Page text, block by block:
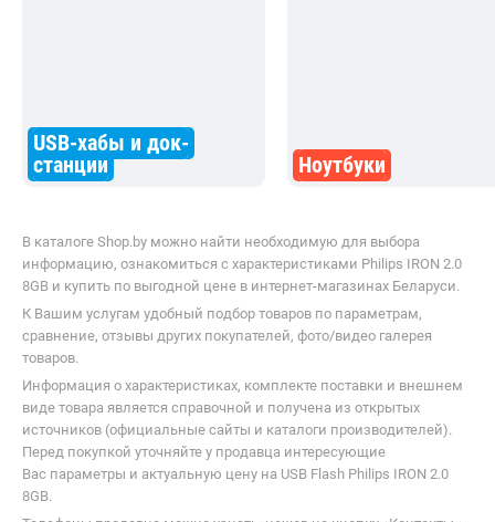
USB-хабы и док-
станции
Ноутбуки
В каталоге Shop.by можно найти необходимую для выбора
информацию, ознакомиться с характеристиками Philips IRON 2.0
8GB и купить по выгодной цене в интернет-магазинах Беларуси.
К Вашим услугам удобный подбор товаров по параметрам,
сравнение, отзывы других покупателей, фото/видео галерея
товаров.
Информация о характеристиках, комплекте поставки и внешнем
виде товара является справочной и получена из открытых
источников (официальные сайты и каталоги производителей).
Перед покупкой уточняйте у продавца интересующие
Вас параметры и актуальную цену на USB Flash Philips IRON 2.0
8GB.